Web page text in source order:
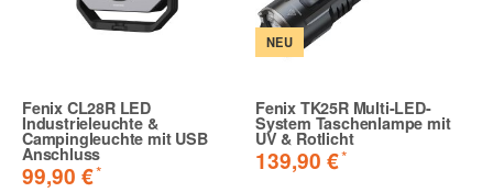
Fenix CL28R LED
Industrieleuchte &
Campingleuchte mit USB
Anschluss
99,90 €*
NEU
Fenix TK25R Multi-LED-
System Taschenlampe mit
UV & Rotlicht
139,90 €*